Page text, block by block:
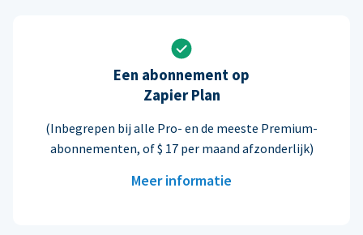
Een abonnement op
Zapier Plan
(Inbegrepen bij alle Pro- en de meeste Premium-
abonnementen, of $ 17 per maand afzonderlijk)
Meer informatie